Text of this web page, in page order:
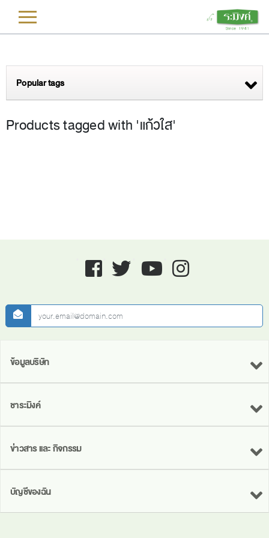
Popular tags
Products tagged with 'แก้วใส'
Facebook twitter youtube instagram
newsletter
ข้อมูลบริษัท
ชาระมิงค์
ข่าวสาร และ กิจกรรม
บัญชีของฉัน